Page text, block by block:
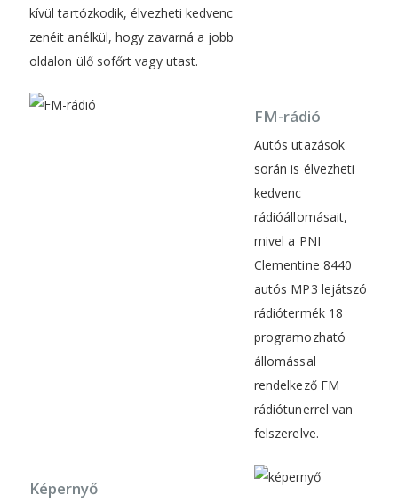
kívül tartózkodik, élvezheti kedvenc
zenéit anélkül, hogy zavarná a jobb
oldalon ülő sofőrt vagy utast.
FM-rádió
Autós utazások
során is élvezheti
kedvenc
rádióállomásait,
mivel a PNI
Clementine 8440
autós MP3 lejátszó
rádiótermék 18
programozható
állomással
rendelkező FM
rádiótunerrel van
felszerelve.
Képernyő